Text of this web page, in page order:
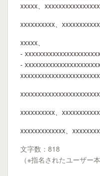
xxxxx、
xxxxxxxxxx、
xxxxx、
-
-
xxxxxxxxxx、
xxxxxxxxxxxxx、
文字数：818
（※指名されたユーザー